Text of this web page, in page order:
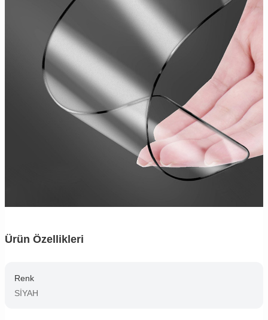
Ürün Özellikleri
Renk
SİYAH